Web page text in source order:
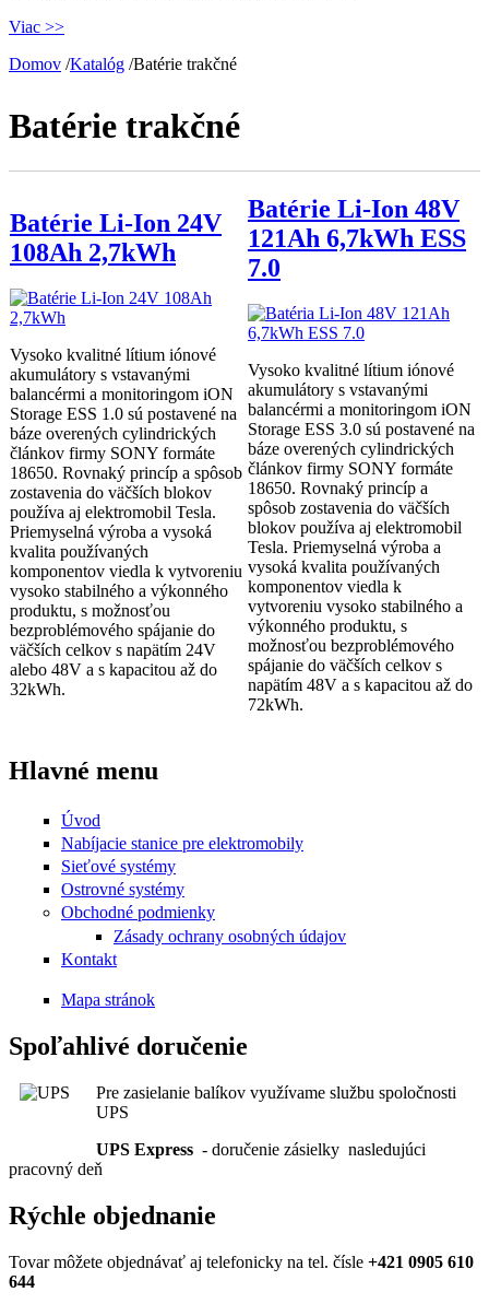
Viac >>
Domov /Katalóg /Batérie trakčné
Batérie trakčné
Batérie Li-Ion 24V
108Ah 2,7kWh
Vysoko kvalitné lítium iónové
akumulátory s vstavanými
balancérmi a monitoringom iON
Storage ESS 1.0 sú postavené na
báze overených cylindrických
článkov firmy SONY formáte
18650. Rovnaký princíp a spôsob
zostavenia do väčších blokov
používa aj elektromobil Tesla.
Priemyselná výroba a vysoká
kvalita používaných
komponentov viedla k vytvoreniu
vysoko stabilného a výkonného
produktu, s možnosťou
bezproblémového spájanie do
väčších celkov s napätím 24V
alebo 48V a s kapacitou až do
32kWh.
Batérie Li-Ion 48V
121Ah 6,7kWh ESS
7.0
Vysoko kvalitné lítium iónové
akumulátory s vstavanými
balancérmi a monitoringom iON
Storage ESS 3.0 sú postavené na
báze overených cylindrických
článkov firmy SONY formáte
18650. Rovnaký princíp a
spôsob zostavenia do väčších
blokov používa aj elektromobil
Tesla. Priemyselná výroba a
vysoká kvalita používaných
komponentov viedla k
vytvoreniu vysoko stabilného a
výkonného produktu, s
možnosťou bezproblémového
spájanie do väčších celkov s
napätím 48V a s kapacitou až do
72kWh.
Hlavné menu
Úvod
Nabíjacie stanice pre elektromobily
Sieťové systémy
Ostrovné systémy
Obchodné podmienky
Zásady ochrany osobných údajov
Kontakt
Mapa stránok
Spoľahlivé doručenie
Pre zasielanie balíkov využívame službu spoločnosti
UPS
UPS Express - doručenie zásielky nasledujúci
pracovný deň
Rýchle objednanie
Tovar môžete objednávať aj telefonicky na tel. čísle +421 0905 610
644